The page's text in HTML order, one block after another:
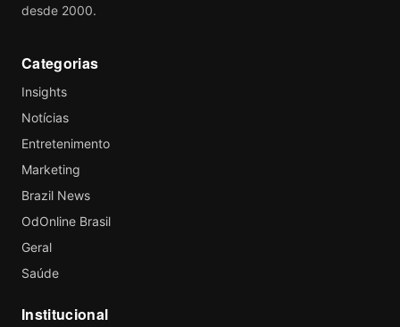
desde 2000.
Categorias
Insights
Notícias
Entretenimento
Marketing
Brazil News
OdOnline Brasil
Geral
Saúde
Institucional